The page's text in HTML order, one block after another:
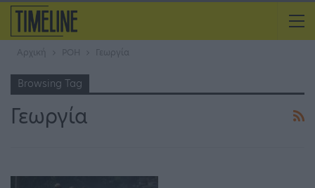
Αρχική ΡΟΗ Γεωργία
Browsing Tag
Γεωργία